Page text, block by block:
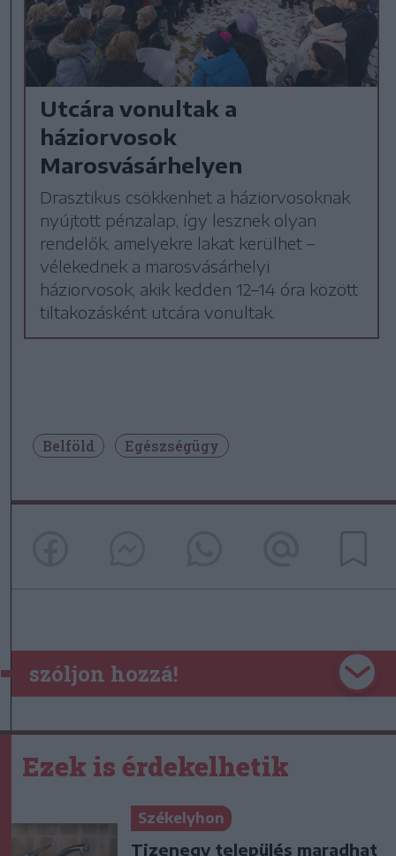
Utcára vonultak a
háziorvosok
Marosvásárhelyen
Drasztikus csökkenhet a háziorvosoknak
nyújtott pénzalap, így lesznek olyan
rendelők, amelyekre lakat kerülhet –
vélekednek a marosvásárhelyi
háziorvosok, akik kedden 12–14 óra között
tiltakozásként utcára vonultak.
Belföld Egészségügy
szóljon hozzá!
Ezek is érdekelhetik
Székelyhon
Tizenegy település maradhat